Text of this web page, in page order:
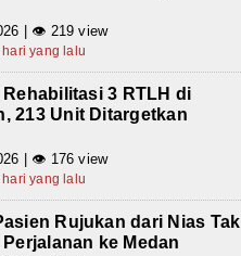
| 👁 219 view
yang lalu
3 RTLH di
213 Unit Ditargetkan
| 👁 176 view
yang lalu
Rujukan dari Nias Tak
ke Medan